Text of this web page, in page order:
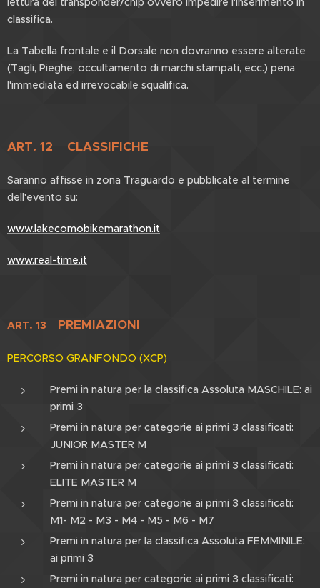
classifica.
La Tabella frontale e il Dorsale non dovranno essere alterate
(Tagli, Pieghe, occultamento di marchi stampati, ecc.) pena
l'immediata ed irrevocabile squalifica.
ART. 12 CLASSIFICHE
Saranno affisse in zona Traguardo e pubblicate al termine
dell'evento su:
www.lakecomobikemarathon.it
www.real-time.it
ART. 13 PREMIAZIONI
PERCORSO GRANFONDO (XCP)
Premi in natura per la classifica Assoluta MASCHILE: ai
primi 3
Premi in natura per categorie ai primi 3 classificati:
JUNIOR MASTER M
Premi in natura per categorie ai primi 3 classificati:
ELITE MASTER M
Premi in natura per categorie ai primi 3 classificati:
M1- M2 - M3 - M4 - M5 - M6 - M7
Premi in natura per la classifica Assoluta FEMMINILE:
ai primi 3
Premi in natura per categorie ai primi 3 classificati: